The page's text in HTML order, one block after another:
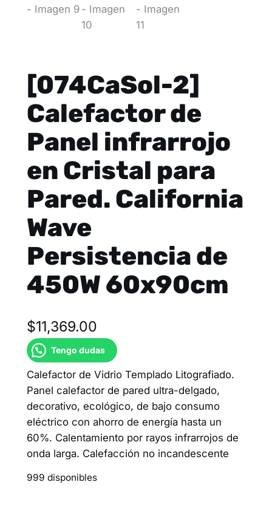
[074CaSol-2]
Calefactor de
Panel infrarrojo
en Cristal para
Pared. California
Wave
Persistencia de
450W 60x90cm
$11,369.00
Tengo dudas
Calefactor de Vidrio Templado Litografiado.
Panel calefactor de pared ultra-delgado,
decorativo, ecológico, de bajo consumo
eléctrico con ahorro de energía hasta un
60%. Calentamiento por rayos infrarrojos de
onda larga. Calefacción no incandescente
999 disponibles